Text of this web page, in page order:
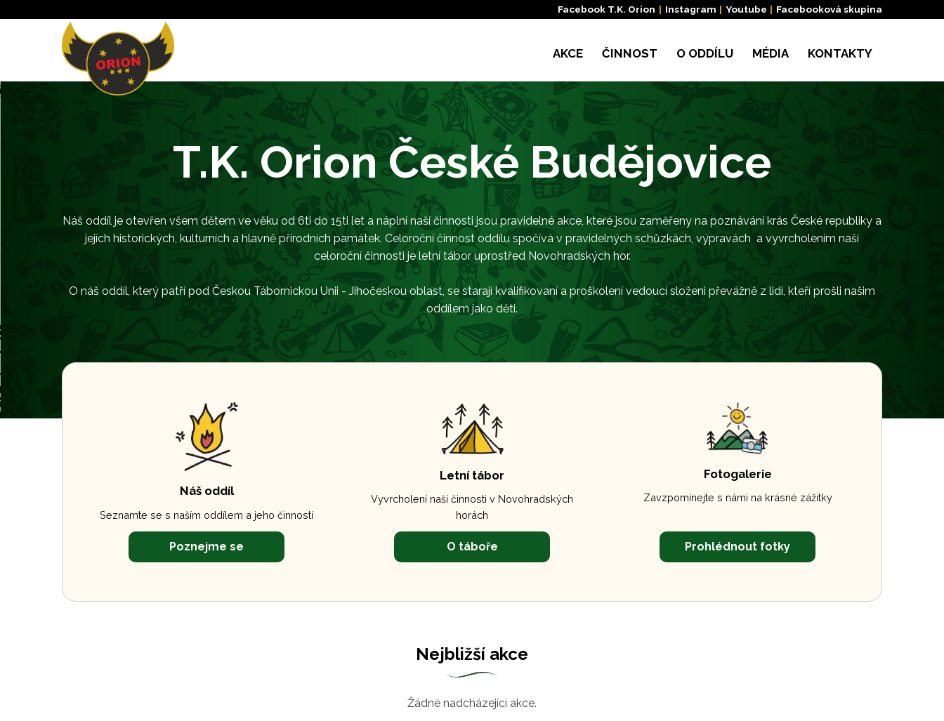
Facebook T.K. Orion | Instagram | Youtube | Facebooková skupina
AKCE ČINNOST O ODDÍLU MÉDIA KONTAKTY
T.K. Orion České Budějovice
Náš oddíl je otevřen všem dětem ve věku od 6ti do 15ti let a náplní naší činnosti jsou pravidelné akce, které jsou zaměřeny na poznávání krás České republiky a
jejích historických, kulturních a hlavně přírodních památek. Celoroční činnost oddílu spočívá v pravidelných schůzkách, výpravách a vyvrcholením naší
celoroční činnosti je letní tábor uprostřed Novohradských hor.
O náš oddíl, který patří pod Českou Tábornickou Unii - Jihočeskou oblast, se starají kvalifikovaní a proškolení vedoucí složeni převážně z lidí, kteří prošli našim
oddílem jako děti.
Náš oddíl
Seznamte se s naším oddílem a jeho činností
Poznejme se
Letní tábor
Vyvrcholení naší činnosti v Novohradských
horách
O táboře
Fotogalerie
Zavzpomínejte s námi na krásné zážitky
Prohlédnout fotky
Nejbližší akce
Žádné nadcházející akce.